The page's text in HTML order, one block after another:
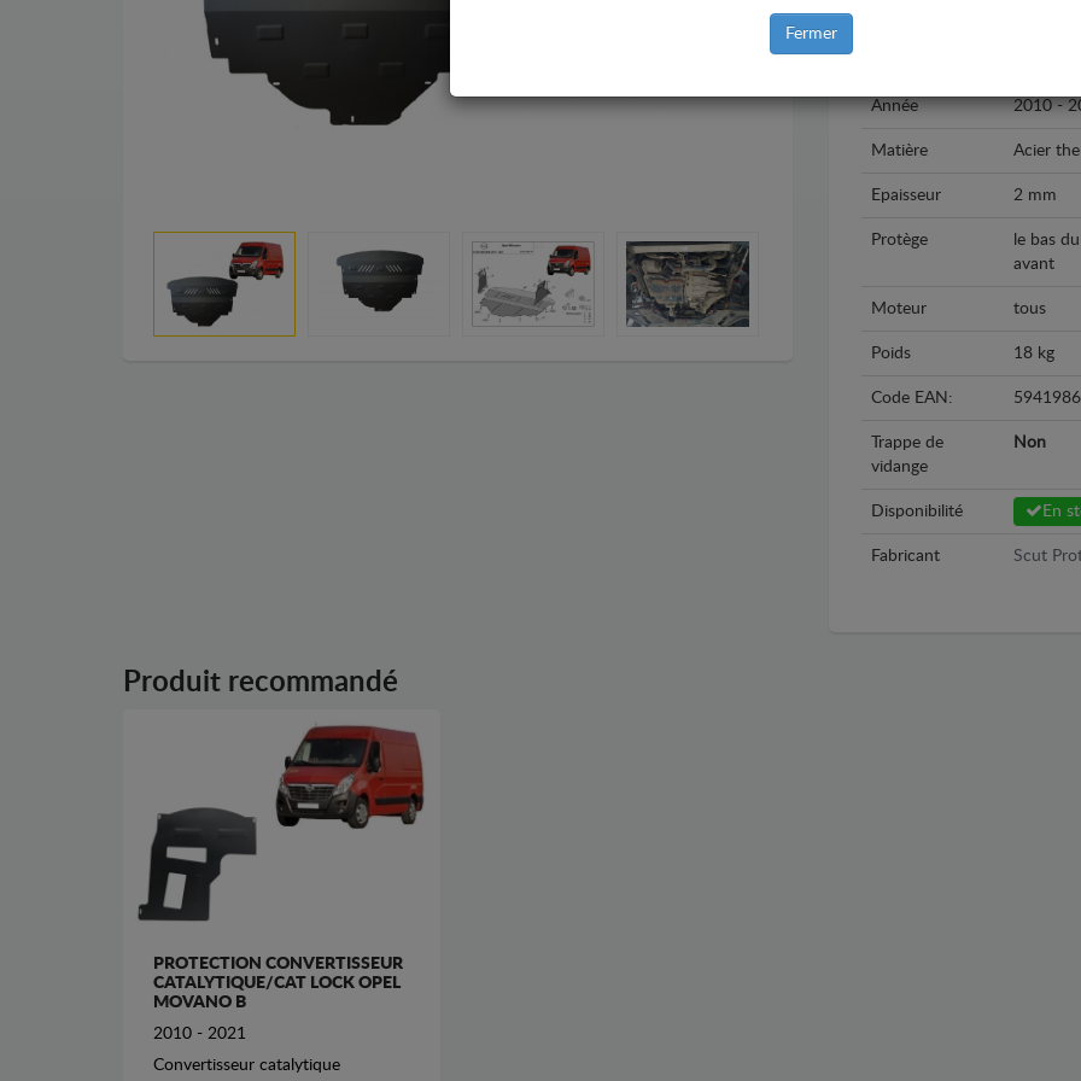
Année 2010 -
Matière Acier
Epaisseur 2 mm
Protège
le bas
avant
Moteur tous
Poids 18 kg
Code EAN:
Trappe de
vidange
Non
Disponibilité En
Fabricant Scut
Produit recommandé
PROTECTION CONVERTISSEUR
CATALYTIQUE/CAT LOCK OPEL
MOVANO B
2010 - 2021
Convertisseur catalytique
Fermer